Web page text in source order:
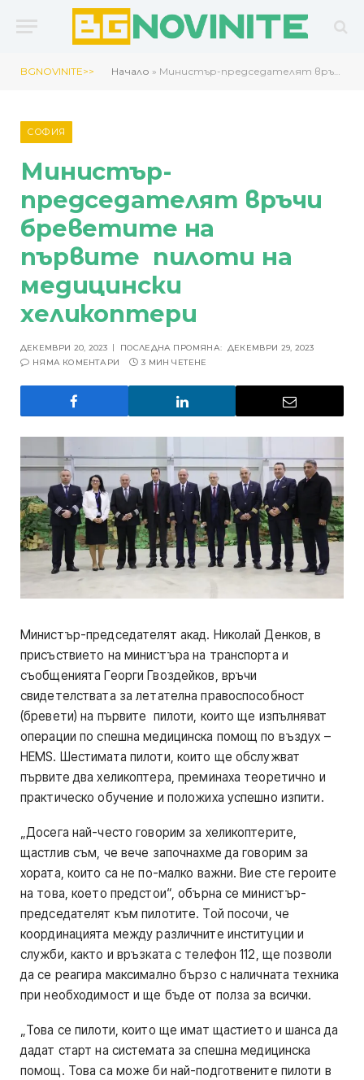
BGNOVINITE>> Начало » Министър-председателят връчи бреветите на първите пилоти на медицински хеликоптери
СОФИЯ
Министър-
председателят връчи
бреветите на
първите пилоти на
медицински
хеликоптери
ДЕКЕМВРИ 20, 2023 ПОСЛЕДНА ПРОМЯНА: ДЕКЕМВРИ 29, 2023
НЯМА КОМЕНТАРИ
3 МИН ЧЕТЕНЕ
Министър-председателят акад. Николай Денков, в
присъствието на министъра на транспорта и
съобщенията Георги Гвоздейков, връчи
свидетелствата за летателна правоспособност
(бревети) на първите пилоти, които ще изпълняват
операции по спешна медицинска помощ по въздух –
HEMS. Шестимата пилоти, които ще обслужват
първите два хеликоптера, преминаха теоретично и
практическо обучение и положиха успешно изпити.
„Досега най-често говорим за хеликоптерите,
щастлив съм, че вече започнахме да говорим за
хората, които са не по-малко важни. Вие сте героите
на това, което предстои“, обърна се министър-
председателят към пилотите. Той посочи, че
координацията между различните институции и
служби, както и връзката с телефон 112, ще позволи
да се реагира максимално бързо с наличната техника
при необходимост и ще бъде от полза за всички.
„Това се пилоти, които ще имат щастието и шанса да
дадат старт на системата за спешна медицинска
помощ. Това са може би най-подготвените пилоти в